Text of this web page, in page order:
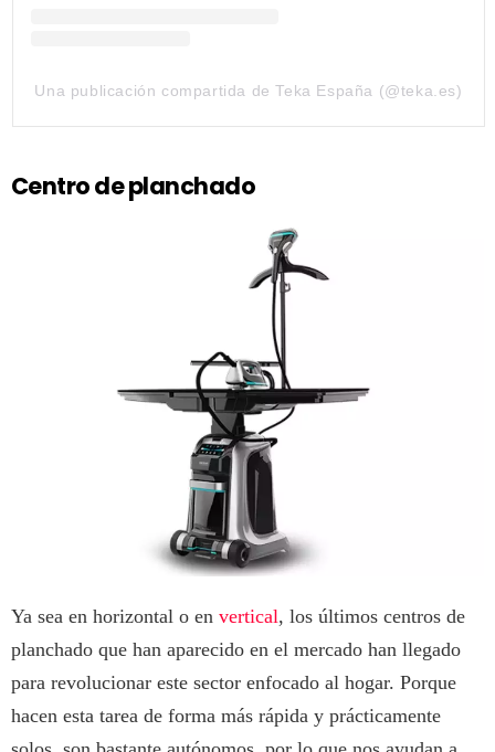
Una publicación compartida de Teka España (@teka.es)
Centro de planchado
Ya sea en horizontal o en vertical, los últimos centros de
planchado que han aparecido en el mercado han llegado
para revolucionar este sector enfocado al hogar. Porque
hacen esta tarea de forma más rápida y prácticamente